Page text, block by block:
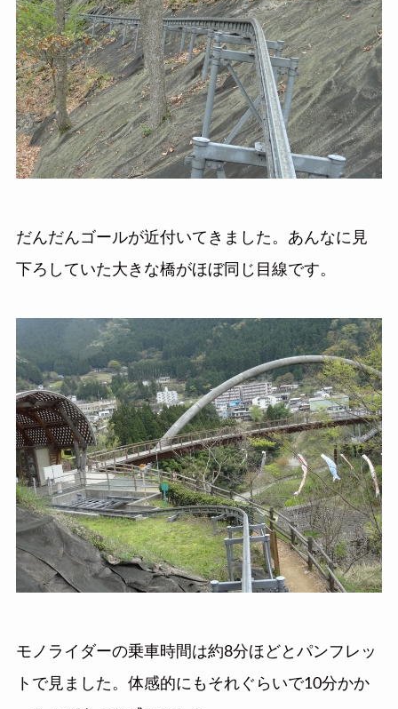
だんだんゴールが近付いてきました。あんなに見
下ろしていた大きな橋がほぼ同じ目線です。
モノライダーの乗車時間は約8分ほどとパンフレッ
トで見ました。体感的にもそれぐらいで10分かか